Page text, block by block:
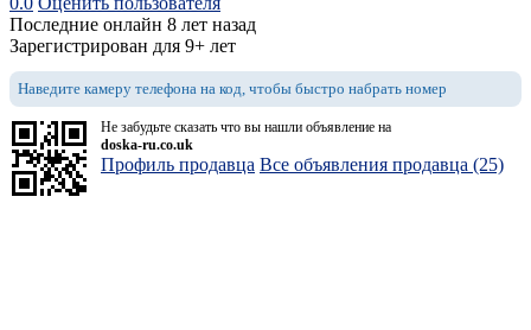
Последние онлайн 8 лет назад
Зарегистрирован для 9+ лет
Наведите камеру телефона на код, чтобы быстро набрать номер
Не забудьте сказать что вы нашли объявление на
doska-ru.co.uk
Профиль продавца Все объявления продавца (25)